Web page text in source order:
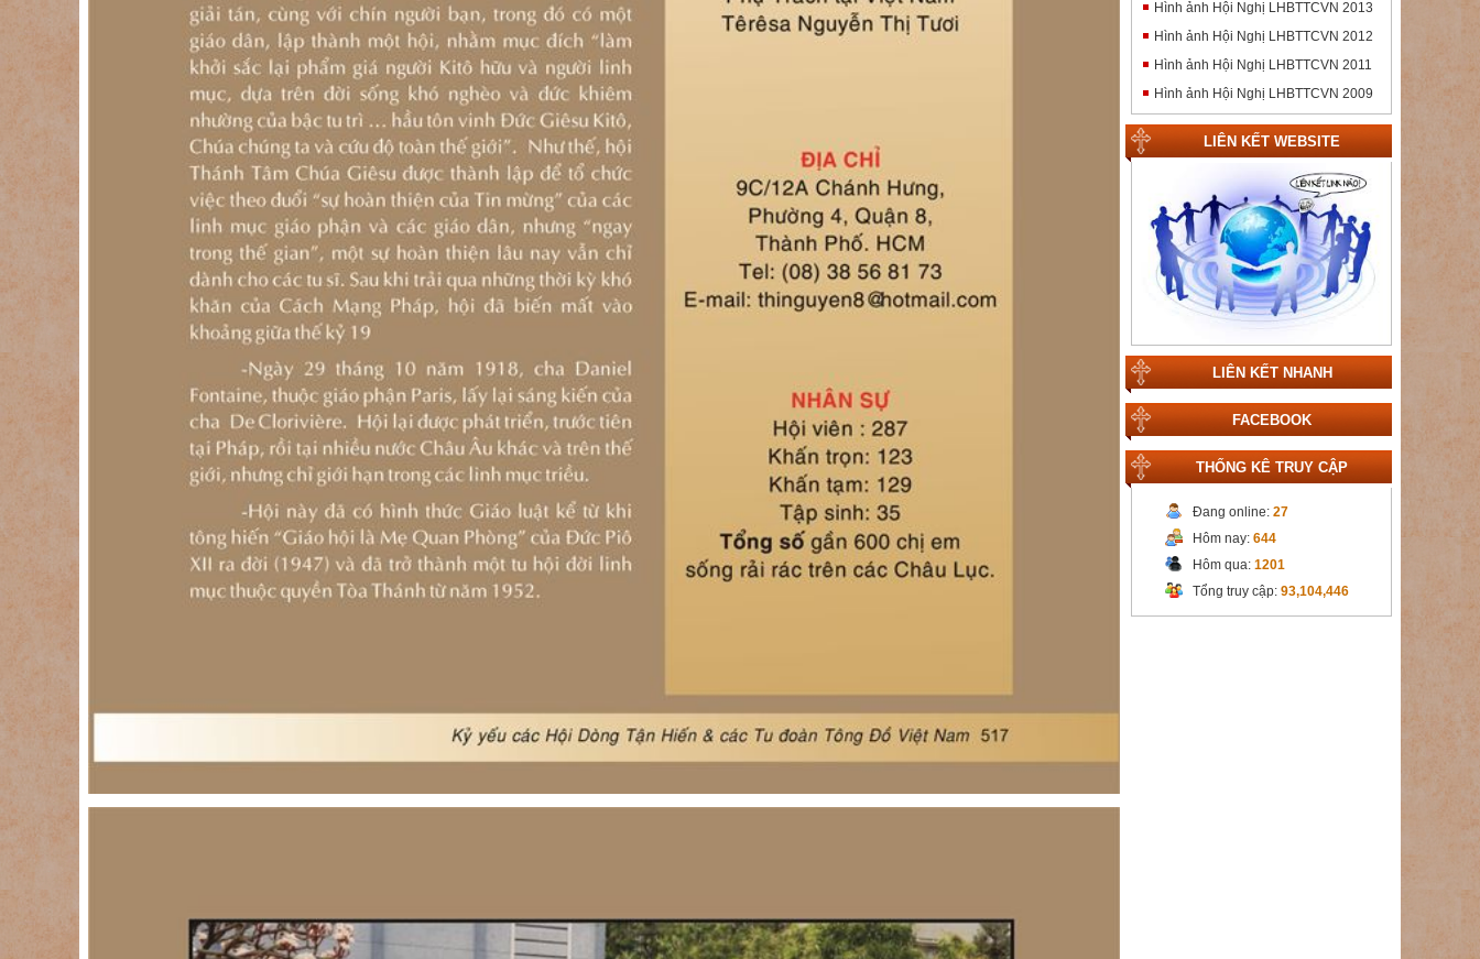
Hình ảnh Hội Nghị LHBTTCVN 2013
Hình ảnh Hội Nghị LHBTTCVN 2012
Hình ảnh Hội Nghị LHBTTCVN 2011
Hình ảnh Hội Nghị LHBTTCVN 2009
LIÊN KẾT WEBSITE
LIÊN KẾT NHANH
FACEBOOK
THỐNG KÊ TRUY CẬP
Đang online:27
Hôm nay:644
Hôm qua:1201
Tổng truy cập:93,104,446